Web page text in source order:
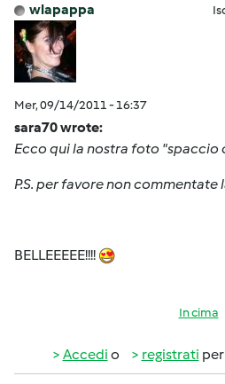
wlapappa
Mer, 09/14/2011 - 16:37
sara70 wrote:
Ecco qui la nostra foto "spaccio
P.S. per favore non commentate
BELLEEEEE!!!!
In cima
Accedi o registrati